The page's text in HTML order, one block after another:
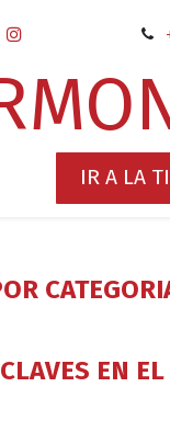
IR A LA
EN